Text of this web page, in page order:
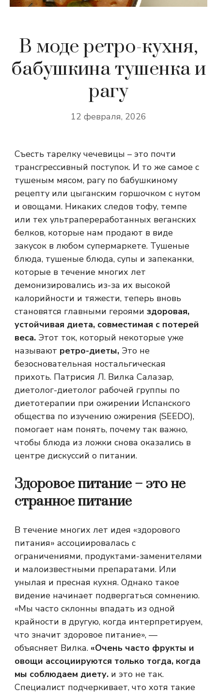
В моде ретро-кухня,
бабушкина тушенка и
рагу
12 февраля, 2026
Съесть тарелку чечевицы – это почти
трансгрессивный поступок. И то же самое с
тушеным мясом, рагу по бабушкиному
рецепту или цыганским горшочком с нутом
и овощами. Никаких следов тофу, темпе
или тех ультрапереработанных веганских
белков, которые нам продают в виде
закусок в любом супермаркете. Тушеные
блюда, тушеные блюда, супы и запеканки,
которые в течение многих лет
демонизировались из-за их высокой
калорийности и тяжести, теперь вновь
становятся главными героями здоровая,
устойчивая диета, совместимая с потерей
веса. Этот ток, который некоторые уже
называют ретро-диеты, Это не
безосновательная ностальгическая
прихоть. Патрисия Л. Вилка Салазар,
диетолог-диетолог рабочей группы по
диетотерапии при ожирении Испанского
общества по изучению ожирения (SEEDO),
помогает нам понять, почему так важно,
чтобы блюда из ложки снова оказались в
центре дискуссий о питании.
Здоровое питание – это не
странное питание
В течение многих лет идея «здорового
питания» ассоциировалась с
ограничениями, продуктами-заменителями
и малоизвестными препаратами. Или
унылая и пресная кухня. Однако такое
видение начинает подвергаться сомнению.
«Мы часто склонны впадать из одной
крайности в другую, когда интерпретируем,
что значит здоровое питание», —
объясняет Вилка. «Очень часто фрукты и
овощи ассоциируются только тогда, когда
мы соблюдаем диету. и это не так.
Специалист подчеркивает, что хотя такие